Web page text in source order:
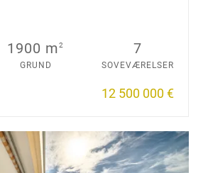
1900 m2
GRUND
7
SOVEVÆRELSER
12 500 000 €